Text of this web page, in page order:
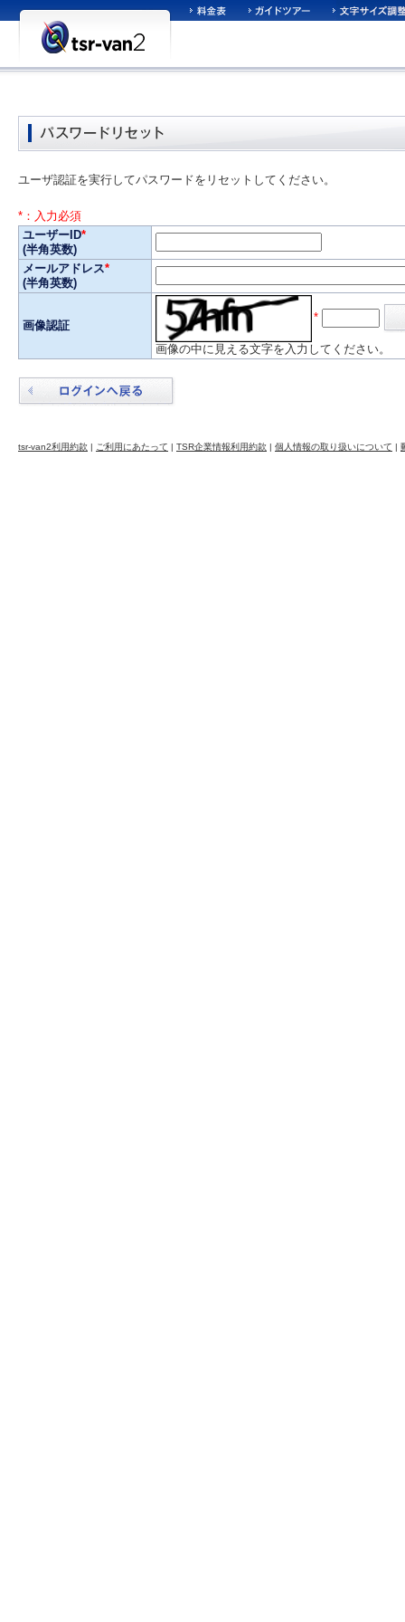
ユーザ認証を実行してパスワードをリセットしてください。
*：入力必須
ユーザーID*
(半角英数)
メールアドレス*
(半角英数)
画像認証
*
画像の中に見える文字を入力してください。
tsr-van2利用約款 ご利用にあたって TSR企業情報利用約款 個人情報の取り扱いについて